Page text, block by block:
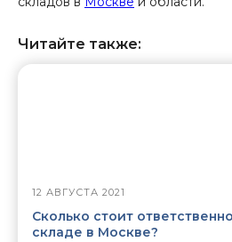
Читайте также:
12 АВГУСТА 2021
Сколько стоит
складе в Москве?